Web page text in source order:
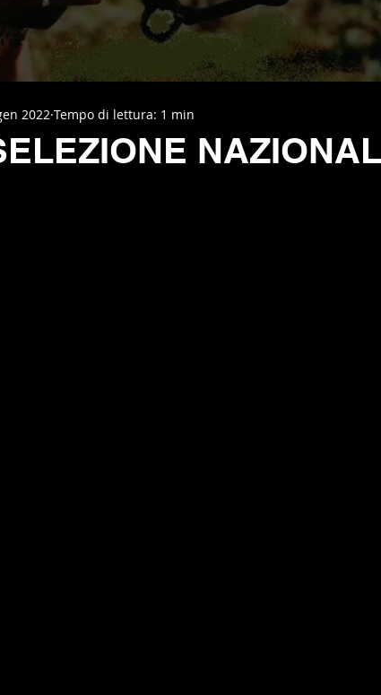
2022 Tempo di lettura: 1 min
5.